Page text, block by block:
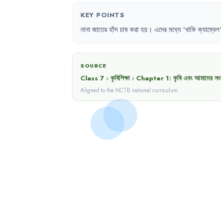
KEY POINTS
নানাজাতেরহাঁসচাষকরাহয় । এদেরমধ্যে 'খাকিক্যাম্বেল'
SOURCE
Class 7 › কৃষিশিক্ষা › Chapter 1: কৃষি এবং আমাদের
Aligned to the NCTB national curriculum.